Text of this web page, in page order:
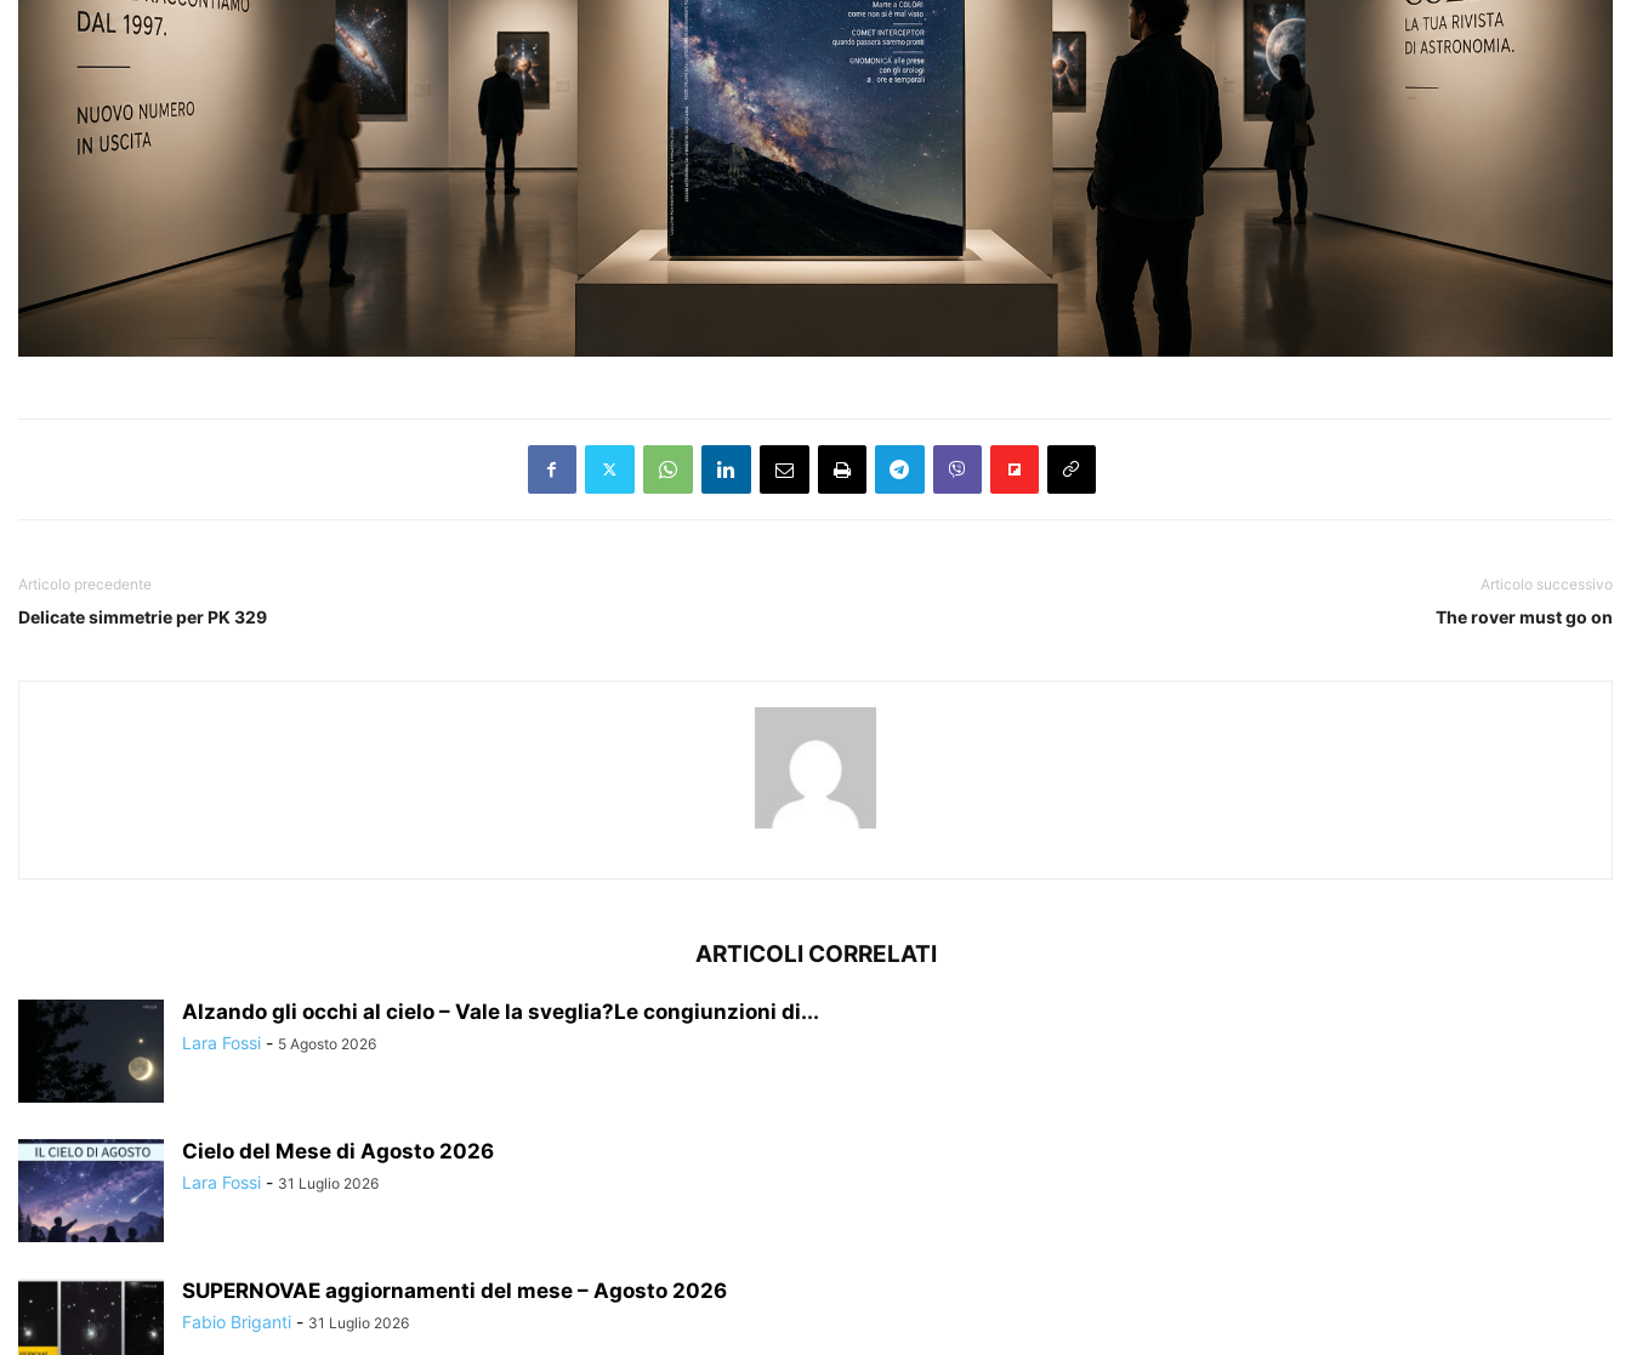
Articolo precedente
Delicate simmetrie per PK 329
Articolo successivo
The rover must go on
ARTICOLI CORRELATI
Alzando gli occhi al cielo – Vale la sveglia?Le congiunzioni di...
Lara Fossi - 5 Agosto 2026
Cielo del Mese di Agosto 2026
Lara Fossi - 31 Luglio 2026
SUPERNOVAE aggiornamenti del mese – Agosto 2026
Fabio Briganti - 31 Luglio 2026